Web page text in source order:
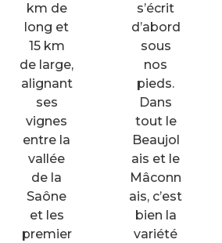
km de
long et
15 km
de large,
alignant
ses
vignes
entre la
vallée
de la
Saône
et les
premier
s’écrit
d’abord
sous
nos
pieds.
Dans
tout le
Beaujol
ais et le
Mâconn
ais, c’est
bien la
variété